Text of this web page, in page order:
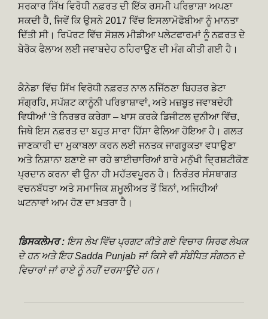
ਸਰਕਾਰ ਸਿੱਖ ਵਿਰੋਧੀ ਨਫ਼ਰਤ ਦੀ ਇੱਕ ਰਸਮੀ ਪਰਿਭਾਸ਼ਾ ਅਪਣਾ
ਸਕਦੀ ਹੈ, ਜਿਵੇਂ ਕਿ ਉਸਨੇ 2017 ਵਿੱਚ ਇਸਲਾਮੋਫੋਬੀਆ ਨੂੰ ਮਾਨਤਾ
ਦਿੱਤੀ ਸੀ। ਰਿਪੋਰਟ ਵਿੱਚ ਸੋਸ਼ਲ ਮੀਡੀਆ ਪਲੇਟਫਾਰਮਾਂ ਨੂੰ ਨਫ਼ਰਤ ਦੇ
ਬੇਰੋਕ ਫੈਲਾਅ ਲਈ ਜਵਾਬਦੇਹ ਠਹਿਰਾਉਣ ਦੀ ਮੰਗ ਕੀਤੀ ਗਈ ਹੈ।
ਕੈਨੇਡਾ ਵਿੱਚ ਸਿੱਖ ਵਿਰੋਧੀ ਨਫ਼ਰਤ ਨਾਲ ਨਜਿੱਠਣਾ ਬਿਹਤਰ ਡੇਟਾ
ਸੰਗ੍ਰਹਿ, ਸਪੱਸ਼ਟ ਕਾਨੂੰਨੀ ਪਰਿਭਾਸ਼ਾਵਾਂ, ਅਤੇ ਮਜ਼ਬੂਤ ​​ਜਵਾਬਦੇਹੀ
ਵਿਧੀਆਂ ‘ਤੇ ਨਿਰਭਰ ਕਰੇਗਾ – ਖਾਸ ਕਰਕੇ ਡਿਜੀਟਲ ਦੁਨੀਆ ਵਿੱਚ,
ਜਿਥੇ ਇਸ ਨਫ਼ਰਤ ਦਾ ਬਹੁਤ ਸਾਰਾ ਹਿੱਸਾ ਫੈਲਿਆ ਹੋਇਆ ਹੈ। ਗਲਤ
ਜਾਣਕਾਰੀ ਦਾ ਮੁਕਾਬਲਾ ਕਰਨ ਲਈ ਜਨਤਕ ਜਾਗਰੂਕਤਾ ਵਧਾਉਣਾ
ਅਤੇ ਨਿਸ਼ਾਨਾ ਬਣਾਏ ਜਾ ਰਹੇ ਭਾਈਚਾਰਿਆਂ ਬਾਰੇ ਮਨੁੱਖੀ ਦ੍ਰਿਸ਼ਟੀਕੋਣ
ਪ੍ਰਦਾਨ ਕਰਨਾ ਵੀ ਉਨਾ ਹੀ ਮਹੱਤਵਪੂਰਨ ਹੈ। ਨਿਰੰਤਰ ਸੰਸਥਾਗਤ
ਵਚਨਬੱਧਤਾ ਅਤੇ ਸਮਾਜਿਕ ਸ਼ਮੂਲੀਅਤ ਤੋਂ ਬਿਨਾਂ, ਅਜਿਹੀਆਂ
ਘਟਨਾਵਾਂ ਆਮ ਹੋਣ ਦਾ ਖ਼ਤਰਾ ਹੈ।
ਡਿਸਕਲੇਮਰ : ਇਸ ਲੇਖ ਵਿੱਚ ਪ੍ਰਗਟ ਕੀਤੇ ਗਏ ਵਿਚਾਰ ਸਿਰਫ ਲੇਖਕ
ਦੇ ਹਨ ਅਤੇ ਇਹ Sadda Punjab ਜਾਂ ਕਿਸੇ ਵੀ ਸੰਬੰਧਿਤ ਸੰਗਠਨ ਦੇ
ਵਿਚਾਰਾਂ ਜਾਂ ਰਾਏ ਨੂੰ ਨਹੀਂ ਦਰਸਾਉਂਦੇ ਹਨ।